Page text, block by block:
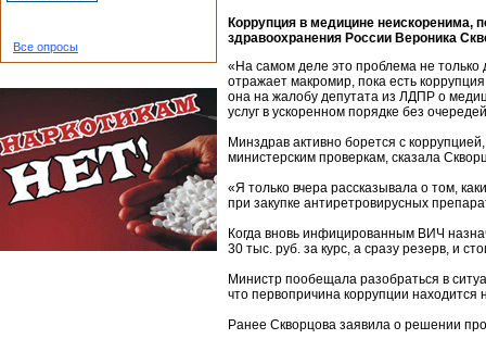
Все опросы
Коррупция в медицине неискоренима,
здравоохранения России Вероника
«На самом деле это проблема не
отражает макромир, пока есть
она на жалобу депутата из ЛДПР о
услуг в ускоренном порядке без
Минздрав активно борется с
министерским проверкам, сказала
«Я только вчера рассказывала о том,
при закупке антиретровирусных
Когда вновь инфицированным ВИЧ
30 тыс. руб. за курс, а сразу резерв, и
Министр пообещала разобраться в
что первопричина коррупции находится
Ранее Скворцова заявила о решении